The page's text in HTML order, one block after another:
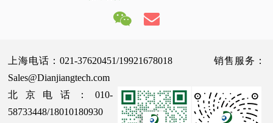
上海电话：021-37620451/19921678018 销售服务：
Sales@Dianjiangtech.com
北京电话：010-
58733448/18010180930